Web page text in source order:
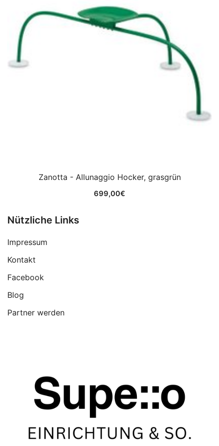
Zanotta - Allunaggio Hocker, grasgrün
699,00€
Nützliche Links
Impressum
Kontakt
Facebook
Blog
Partner werden